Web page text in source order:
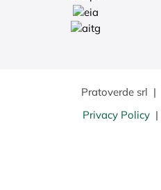
Pratoverde srl |
Privacy Policy |